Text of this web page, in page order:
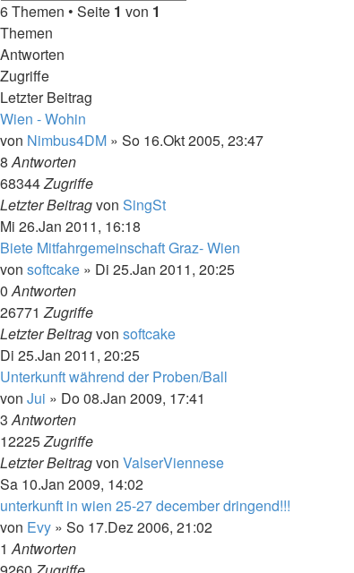
6 Themen • Seite 1 von 1
Themen
Antworten
Zugriffe
Letzter Beitrag
Wien - Wohin
von Nimbus4DM » So 16.Okt 2005, 23:47
8Antworten
68344Zugriffe
Letzter Beitragvon SingSt
Mi 26.Jan 2011, 16:18
Biete Mitfahrgemeinschaft Graz- Wien
von softcake » Di 25.Jan 2011, 20:25
0Antworten
26771Zugriffe
Letzter Beitragvon softcake
Di 25.Jan 2011, 20:25
Unterkunft während der Proben/Ball
von Jui » Do 08.Jan 2009, 17:41
3Antworten
12225Zugriffe
Letzter Beitragvon ValserViennese
Sa 10.Jan 2009, 14:02
unterkunft in wien 25-27 december dringend!!!
von Evy » So 17.Dez 2006, 21:02
1Antworten